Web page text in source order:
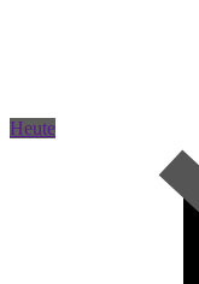
Heute